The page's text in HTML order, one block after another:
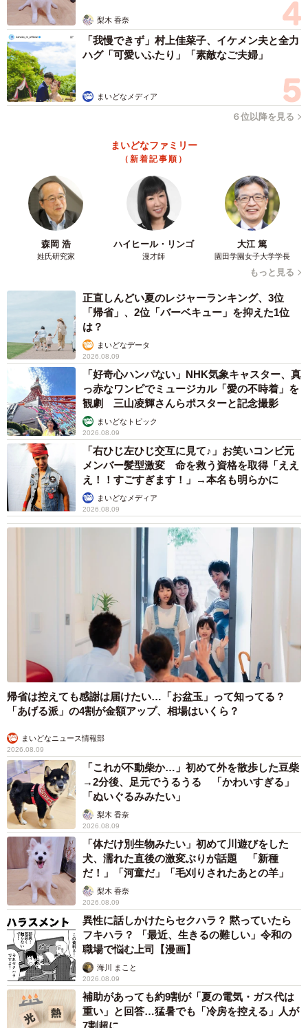
梨木 香奈
「我慢できず」村上佳菜子、イケメン夫と全力
ハグ「可愛いふたり」「素敵なご夫婦」
まいどなメディア
６位以降を見る
まいどなファミリー
（新着記事順）
森岡 浩
姓氏研究家
ハイヒール・リンゴ
漫才師
大江 篤
園田学園女子大学学長
もっと見る
正直しんどい夏のレジャーランキング、3位
「帰省」、2位「バーベキュー」を抑えた1位
は？
まいどなデータ
2026.08.09
「好奇心ハンパない」NHK気象キャスター、真
っ赤なワンピでミュージカル「愛の不時着」を
観劇 三山凌輝さんらポスターと記念撮影
まいどなトピック
2026.08.09
「右ひじ左ひじ交互に見て♪」お笑いコンビ元
メンバー髪型激変 命を救う資格を取得「ええ
え！！すごすぎます！」→本名も明らかに
まいどなメディア
2026.08.09
帰省は控えても感謝は届けたい…「お盆玉」って知ってる？
「あげる派」の4割が金額アップ、相場はいくら？
まいどなニュース情報部
2026.08.09
「これが不動柴か…」初めて外を散歩した豆柴
→2分後、足元でうるうる 「かわいすぎる」
「ぬいぐるみみたい」
梨木 香奈
2026.08.09
「体だけ別生物みたい」初めて川遊びをした
犬、濡れた直後の激変ぶりが話題 「新種
だ！」「河童だ」「毛刈りされたあとの羊」
梨木 香奈
2026.08.09
異性に話しかけたらセクハラ？ 黙っていたら
フキハラ？ 「最近、生きるの難しい」令和の
職場で悩む上司【漫画】
海川 まこと
2026.08.09
補助があっても約9割が「夏の電気・ガス代は
重い」と回答…猛暑でも「冷房を控える」人が